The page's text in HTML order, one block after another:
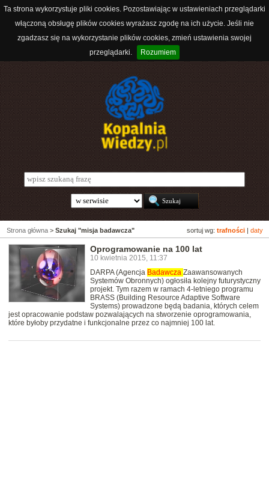
Ta strona wykorzystuje pliki cookies. Pozostawiając w ustawieniach przeglądarki
włączoną obsługę plików cookies wyrażasz zgodę na ich użycie. Jeśli nie
zgadzasz się na wykorzystanie plików cookies, zmień ustawienia swojej
przeglądarki.
Rozumiem
sortuj wg: trafności daty
Strona główna > Szukaj "misja badawcza"
Oprogramowanie na 100 lat
10 kwietnia 2015, 11:37
DARPA (Agencja Badawcza Zaawansowanych
Systemów Obronnych) ogłosiła kolejny futurystyczny
projekt. Tym razem w ramach 4-letniego programu
BRASS (Building Resource Adaptive Software
Systems) prowadzone będą badania, których celem
jest opracowanie podstaw pozwalających na stworzenie oprogramowania,
które byłoby przydatne i funkcjonalne przez co najmniej 100 lat.